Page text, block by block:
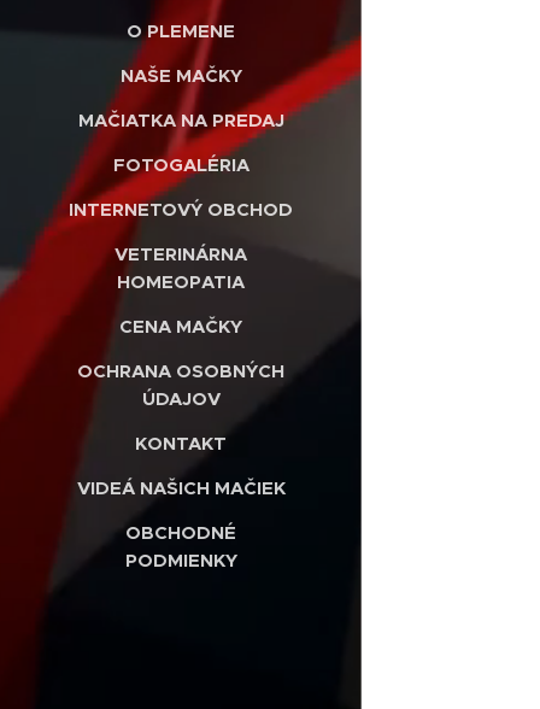
O PLEMENE
NAŠE MAČKY
MAČIATKA NA PREDAJ
FOTOGALÉRIA
INTERNETOVÝ OBCHOD
VETERINÁRNA
HOMEOPATIA
CENA MAČKY
OCHRANA OSOBNÝCH
ÚDAJOV
KONTAKT
VIDEÁ NAŠICH MAČIEK
OBCHODNÉ
PODMIENKY